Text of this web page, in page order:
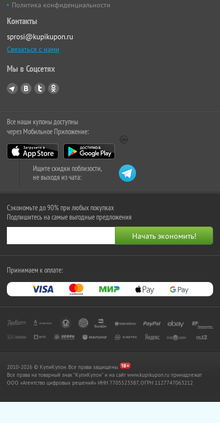
Политика конфиденциальности
Контакты
sprosi@kupikupon.ru
Связаться с нами
Мы в Соцсетях
Все наши купоны доступны
через Мобильное Приложение:
Ищите скидки поблизости,
не выходя из чата:
Сэкономьте до 90% при любых покупках
Подпишитесь на самые выгодные предложения
Принимаем к оплате:
2010-2026 © КупиКупон. Все права защищены.
Все права на товарный знак "КупиКупон" и на сайт www.kupikupon.ru принадлежат
OOO «Агентство цифровых решений» ИНН 7705523387, ОГРН 1127747063212